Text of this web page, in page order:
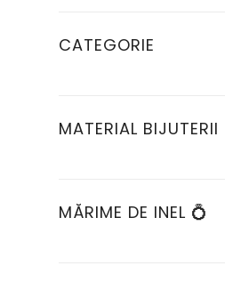
CATEGORIE
MATERIAL BIJUTERII
MĂRIME DE INEL 💍